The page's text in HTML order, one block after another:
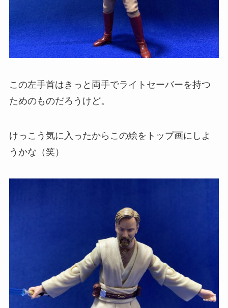
この左手首はきっと両手でライトセーバーを持つ
ためのものだろうけど。
けっこう気に入ったからこの絵をトップ画にしよ
うかな（笑）